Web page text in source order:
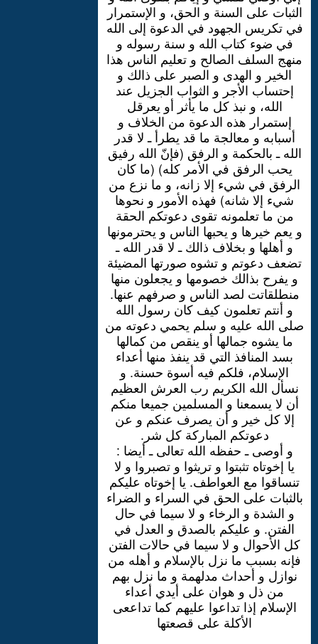
الثبات على السنة و الحق، و الإستمرار
في تكريس الجهود في الدعوة إلى الله
في ضوء كتاب الله و سنة رسوله و
منهج السلف الصالح و تعليم الناس هذا
الخير و الهدى و الصبر على ذالك و
إحتساب الأجر و الثواب الجزيل عند
الله، و نبذ كل ما يأثر أو يعرقل
إستمرار هذه الدعوة من الخلاف و
أسبابه و معالجة ما قد يطرأ ـ لا قدر
الله ـ بالحكمة و الرفق (فإنّ الله رفيق
يحب الرفق في الأمر كله) (ما كان
الرفق في شيء إلا زانه، و ما نزع من
شيء إلا شانه) فهذه الأمور و نحوها
من ما تعلمونه تقوى دعوتكم الحقة
و يعم خيرها و يحبها الناس و يحترمونها
و أهلها و بخلاف ذالك ـ لا قدر الله ـ
تضعف دعوتم و تشوه صورتها المضيئة
و يفرح بذالك خصومها و يجعلون منها
منطلقاتت لصد الناس و صرفهم عنها.
و أنتم تعلمون كيف كان رسول الله
صلى الله عليه و سلم يحمي دعوته من
ما يشوه جمالها أو ينقص من كمالها
بسد المنافذ التي قد ينفذ منها أعداء
الإسلام، فلكم فيه أسوة حسنة. و
نسأل الله الكريم رب العرش العظيم
أن لا يسمعنا و المسلمين جميعا منكم
إلا كل خير و أن يصرف عنكم و عن
دعوتكم المباركة كل شر.
و أوصى ـ حفظه الله تعالى ـ أيضا :
يا إخوتاه تثبتوا و تريثوا و تصبروا و لا
تنساقوا مع العواطف. يا إخوتاه عليكم
بالثبات على الحق في السراء و الضراء
و الشدة و الرخاء و لا سيما في حال
الفتن. و عليكم بالصدق و العدل في
كل الأحوال و لا سيما في حالات الفتن
فإنه بسبب ما نزل بالإسلام و أهله من
نوازل و أحداث مدلهمة و ما نزل بهم
من ذل و هوان على أيدي أعداء
الإسلام إذا تداعوا عليهم كما تداععى
الأكلة على قصعتها